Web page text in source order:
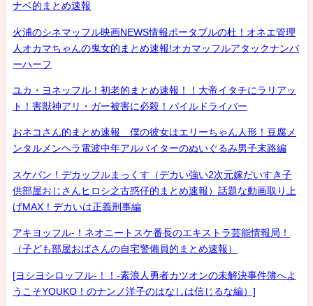
ナベ的まとめ速報
火浦のシネマッフル映画NEWS情報ポータブルの杜！オネエ管理
人オカマちゃんの鬼女的まとめ速報!オカマッフルアタックナンバ
ーハーフ
ユカ・ヨネッフル！初老的まとめ速報！！大帝イタチにラリアッ
ト！害獣神アリ・ガー被害に必殺！パイルドライバー
おネコさん的まとめ速報 僕の彼女はエリーちゃん人形！豆腐メ
ンタルメンヘラ電波中年アルバイターのぬいぐるみ男子末路編
スケバン！デカッフルまっくす（デカい強い2次元嫁だいすき子
供部屋おじさんヒロシ之古惑仔的まとめ速報）話題な動画取り上
げMAX！デカいは正義刑事編
アキヨッフル-！ネオニートスケ番長のエキストラ芸能情報局！
（子ども部屋おばさんの自宅警備員的まとめ速報）
[ヨシヨシロッフル-！！-素浪人勇者カツオンの未解決事件簿へよ
うこそYOUKO！のナンノ洋子のはなしは信じるな編）]